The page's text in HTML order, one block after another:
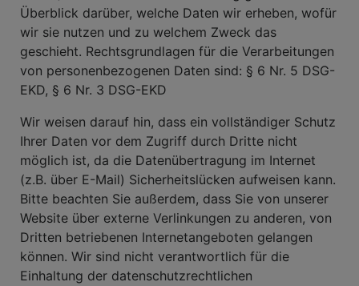
Überblick darüber, welche Daten wir erheben, wofür
wir sie nutzen und zu welchem Zweck das
geschieht. Rechtsgrundlagen für die Verarbeitungen
von personenbezogenen Daten sind: § 6 Nr. 5 DSG-
EKD, § 6 Nr. 3 DSG-EKD
Wir weisen darauf hin, dass ein vollständiger Schutz
Ihrer Daten vor dem Zugriff durch Dritte nicht
möglich ist, da die Datenübertragung im Internet
(z.B. über E-Mail) Sicherheitslücken aufweisen kann.
Bitte beachten Sie außerdem, dass Sie von unserer
Website über externe Verlinkungen zu anderen, von
Dritten betriebenen Internetangeboten gelangen
können. Wir sind nicht verantwortlich für die
Einhaltung der datenschutzrechtlichen